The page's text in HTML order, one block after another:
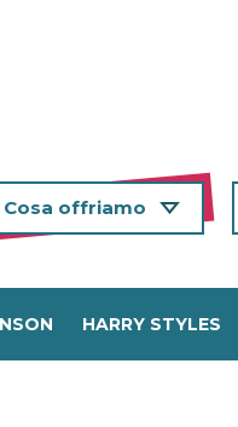
Cosa offriamo
HARRY STYLES